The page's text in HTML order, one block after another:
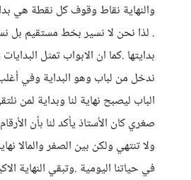
والنهاية نقاط وقوف كل نقطة هي
. لذا نحن لا نسير بخط مستقيم بل
بدايتها .كما ان الابواب تمثل
ندخل من لباب وهو البداية وفي
الباب ليصبح نهاية لنا وبداية لمن
صغري كان الأستاذ يأكد لنا بأن
ولا تنتهي ولكن بين الصفر والمالا
في حياتنا اليومية .وتبقي النهاية